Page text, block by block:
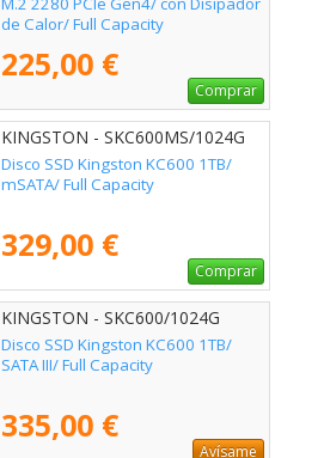
de Calor/ Full Capacity
225,00 €
Comprar
KINGSTON - SKC600MS/1024G
Disco SSD Kingston KC600 1TB/
mSATA/ Full Capacity
329,00 €
Comprar
KINGSTON - SKC600/1024G
Disco SSD Kingston KC600 1TB/
SATA III/ Full Capacity
335,00 €
Avísame